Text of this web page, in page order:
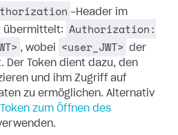
-Header im
übermittelt:
Authorization:
, wobei <user_JWT>
der
Der Token dient dazu, den
und ihm Zugriff auf
zu ermöglichen. Alternativ
Token zum Öffnen des